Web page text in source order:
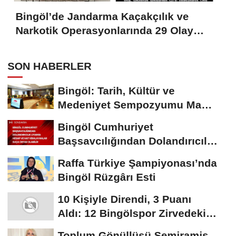
Bingöl’de Jandarma Kaçakçılık ve
Narkotik Operasyonlarında 29 Olaya
SON HABERLER
Bingöl: Tarih, Kültür ve
Medeniyet Sempozyumu Mayıs
Bingöl Cumhuriyet
Başsavcılığından Dolandırıcılık
Raffa Türkiye Şampiyonası’nda
Bingöl Rüzgârı Esti
10 Kişiyle Direndi, 3 Puanı
Aldı: 12 Bingölspor Zirvedeki